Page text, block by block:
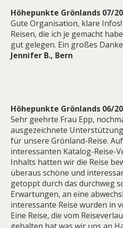
Höhepunkte Grönlands 07/
Gute Organisation, klare
Reisen, die ich je gemacht
gut gelegen. Ein großes
Jennifer B., Bern
Höhepunkte Grönlands 06/
Sehr geehrte Frau Epp,
ausgezeichnete
für unsere Grönland-Reise.
interessanten Katalog-Reise-
Inhalts hatten wir die Reise
überaus schöne und
getoppt durch das durchweg
Erwartungen, an eine
interessante Reise wurden in
Eine Reise, die vom